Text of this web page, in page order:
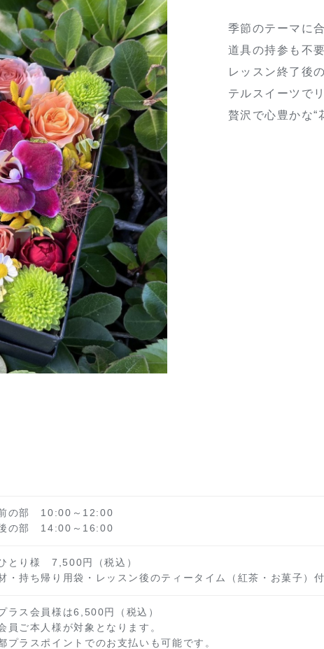
季節のテーマに
道具の持参も不
レッスン終了後
テルスイーツで
贅沢で心豊かな“
の部 10:00～12:00
の部 14:00～16:00
とり様 7,500円（税込）
・持ち帰り用袋・レッスン後のティータイム（紅茶・お菓子）
ラス会員様は6,500円（税込）
員ご本人様が対象となります。
プラスポイントでのお支払いも可能です。